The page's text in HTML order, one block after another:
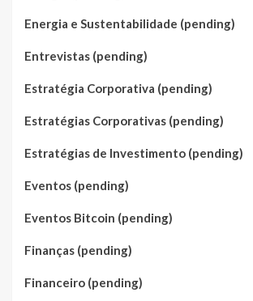
Energia e Sustentabilidade (pending)
Entrevistas (pending)
Estratégia Corporativa (pending)
Estratégias Corporativas (pending)
Estratégias de Investimento (pending)
Eventos (pending)
Eventos Bitcoin (pending)
Finanças (pending)
Financeiro (pending)